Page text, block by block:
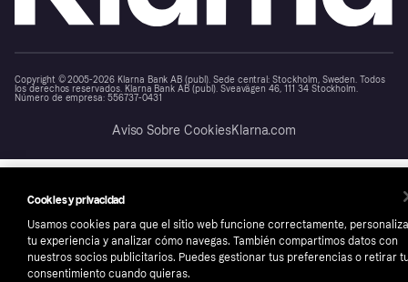
Copyright © 2005-2026 Klarna Bank AB (publ). Sede central: Stockholm, Sweden. Todos
los derechos reservados. Klarna Bank AB (publ). Sveavägen 46, 111 34 Stockholm.
Número de empresa: 556737-0431
Aviso Sobre CookiesKlarna.com
Cookies y privacidad
Usamos cookies para que el sitio web funcione correctamente,
tu experiencia y analizar cómo navegas. También compartimos datos con
nuestros socios publicitarios. Puedes gestionar tus preferencias o retirar
consentimiento cuando quieras.